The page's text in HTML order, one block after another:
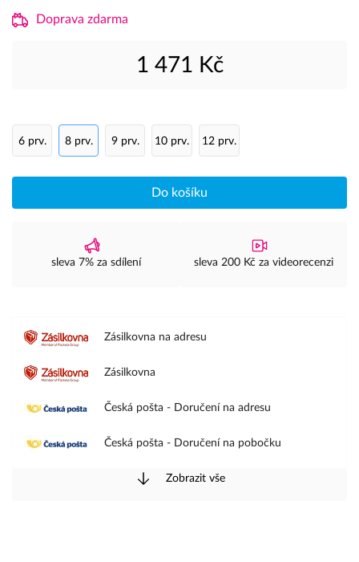
Doprava zdarma
1 471 Kč
6 prv. 8 prv. 9 prv. 10 prv. 12 prv.
Do košíku
sleva 7% za sdílení sleva 200 Kč za videorecenzi
Zásilkovna na adresu
Zásilkovna
Česká pošta - Doručení na adresu
Česká pošta - Doručení na pobočku
PPL - Doručení na adresu
Zobrazit vše